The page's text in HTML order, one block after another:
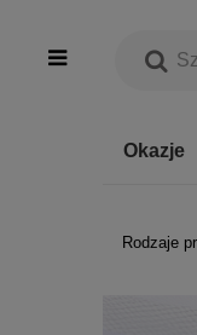
Okazje
Rodzaje